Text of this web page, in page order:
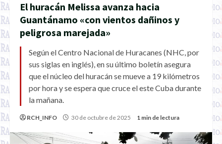
El huracán Melissa avanza hacia
Guantánamo «con vientos dañinos y
peligrosa marejada»
Según el Centro Nacional de Huracanes (NHC, por
sus siglas en inglés), en su último boletín asegura
que el núcleo del huracán se mueve a 19 kilómetros
por hora y se espera que cruce el este Cuba durante
la mañana.
RCH_INFO 30 de octubre de 2025 1 min de lectura